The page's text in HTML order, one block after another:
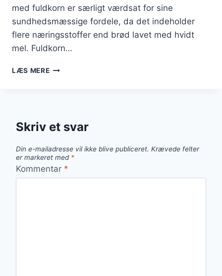
med fuldkorn er særligt værdsat for sine
sundhedsmæssige fordele, da det indeholder
flere næringsstoffer end brød lavet med hvidt
mel. Fuldkorn…
LÆS MEREGRYDEBRØD
VALG
Skriv et svar
Din e-mailadresse vil ikke blive publiceret. Krævede felter
er markeret med *
Kommentar *